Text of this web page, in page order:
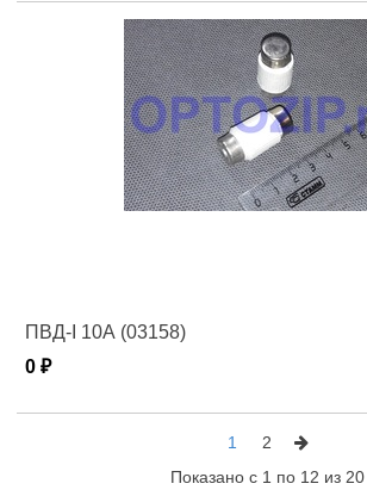
ПВД-I 10А (03158)
0 ₽
1
2
Показано с 1 по 12 из 20